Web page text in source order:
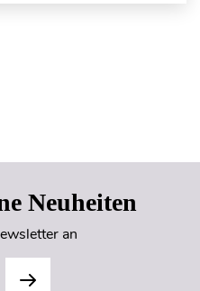
Neuheiten
an